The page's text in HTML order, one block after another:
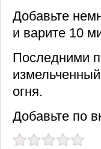
Добавьте
и варите 10
Последними
огня.
Добавьте по